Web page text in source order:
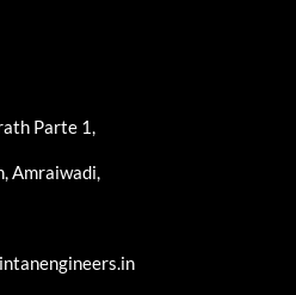
Parte 1,
Amraiwadi,